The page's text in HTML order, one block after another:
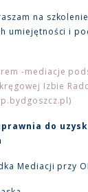
na
umiejętności i
-mediacje
Izbie
do
Mediacji przy